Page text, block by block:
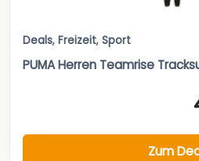
Deals, Freizeit, Sport
PUMA Herren Teamrise
Zum